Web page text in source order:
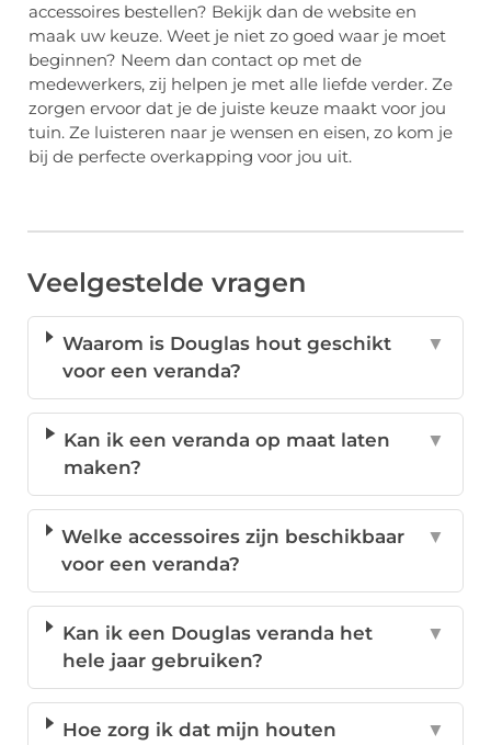
accessoires bestellen? Bekijk dan de website en
maak uw keuze. Weet je niet zo goed waar je moet
beginnen? Neem dan contact op met de
medewerkers, zij helpen je met alle liefde verder. Ze
zorgen ervoor dat je de juiste keuze maakt voor jou
tuin. Ze luisteren naar je wensen en eisen, zo kom je
bij de perfecte overkapping voor jou uit.
Veelgestelde vragen
Waarom is Douglas hout geschikt
voor een veranda?
▼
Kan ik een veranda op maat laten
maken?
▼
Welke accessoires zijn beschikbaar
voor een veranda?
▼
Kan ik een Douglas veranda het
hele jaar gebruiken?
▼
Hoe zorg ik dat mijn houten
▼